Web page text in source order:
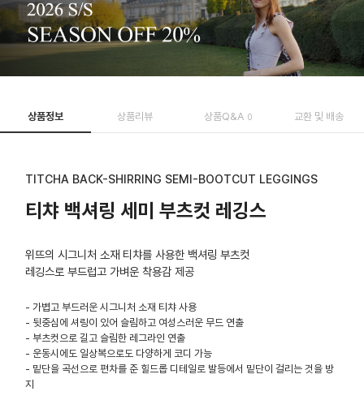
상품정보 상품리뷰 상품Q&A 0 교환 및 배송
TITCHA BACK-SHIRRING SEMI-BOOTCUT LEGGINGS
티챠 백셔링 세미 부츠컷 레깅스
위뜨의 시그니처 소재 티챠를 사용한 백셔링 부츠컷
레깅스로 부드럽고 가벼운 착용감 제공
- 가볍고 부드러운 시그니처 소재 티챠 사용
- 뒷중심에 셔링이 있어 슬림하고 여성스러운 무드 연출
- 부츠컷으로 길고 슬림한 레그라인 연출
- 운동시에도 일상복으로도 다양하게 코디 가능
- 밑단을 곡선으로 편차를 준 힐드롭 디테일로 발등에서 밑단이 걸리는 것을 방
지